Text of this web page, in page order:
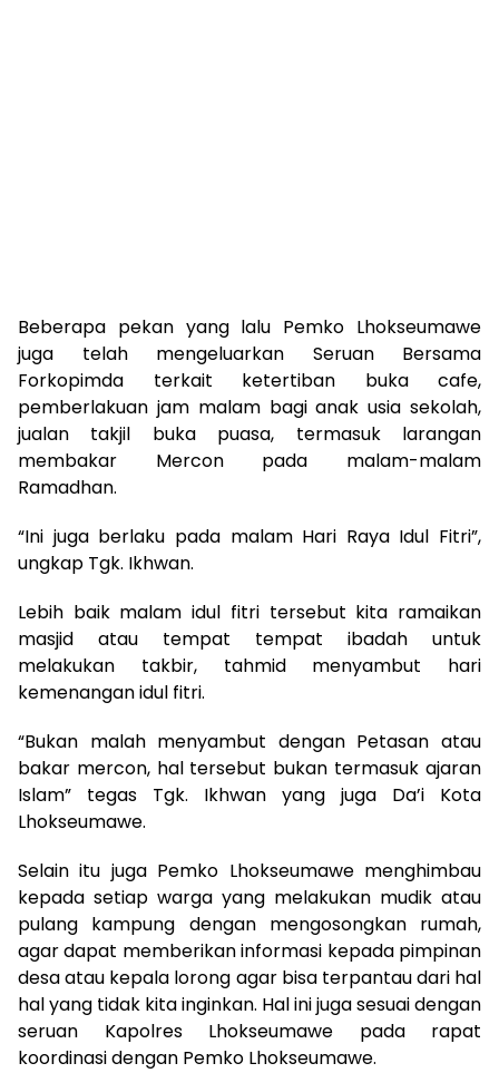
Beberapa pekan yang lalu Pemko Lhokseumawe
juga telah mengeluarkan Seruan Bersama
Forkopimda terkait ketertiban buka cafe,
pemberlakuan jam malam bagi anak usia sekolah,
jualan takjil buka puasa, termasuk larangan
membakar Mercon pada malam-malam
Ramadhan.
“Ini juga berlaku pada malam Hari Raya Idul Fitri”,
ungkap Tgk. Ikhwan.
Lebih baik malam idul fitri tersebut kita ramaikan
masjid atau tempat tempat ibadah untuk
melakukan takbir, tahmid menyambut hari
kemenangan idul fitri.
“Bukan malah menyambut dengan Petasan atau
bakar mercon, hal tersebut bukan termasuk ajaran
Islam” tegas Tgk. Ikhwan yang juga Da’i Kota
Lhokseumawe.
Selain itu juga Pemko Lhokseumawe menghimbau
kepada setiap warga yang melakukan mudik atau
pulang kampung dengan mengosongkan rumah,
agar dapat memberikan informasi kepada pimpinan
desa atau kepala lorong agar bisa terpantau dari hal
hal yang tidak kita inginkan. Hal ini juga sesuai dengan
seruan Kapolres Lhokseumawe pada rapat
koordinasi dengan Pemko Lhokseumawe.